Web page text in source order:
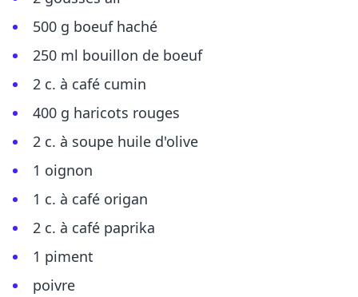
500 g boeuf haché
250 ml bouillon de boeuf
2 c. à café cumin
400 g haricots rouges
2 c. à soupe huile d'olive
1 oignon
1 c. à café origan
2 c. à café paprika
1 piment
poivre